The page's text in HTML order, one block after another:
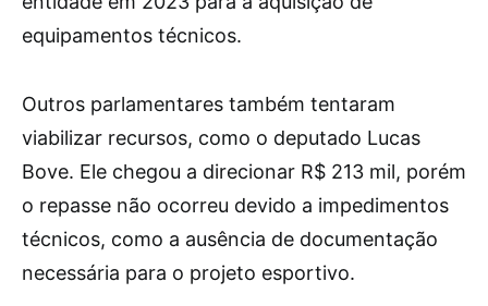
equipamentos técnicos.
Outros parlamentares também tentaram
viabilizar recursos, como o deputado Lucas
Bove. Ele chegou a direcionar R$ 213 mil, porém
o repasse não ocorreu devido a impedimentos
técnicos, como a ausência de documentação
necessária para o projeto esportivo.